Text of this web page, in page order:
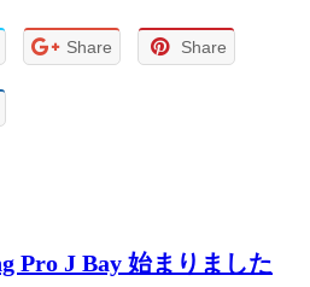
Share Share
Pro J Bay 始まりました